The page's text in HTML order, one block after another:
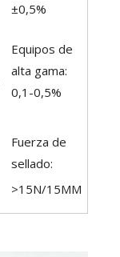
±0,5%
Equipos de
alta gama:
0,1-0,5%
Fuerza de
sellado:
>15N/15MM